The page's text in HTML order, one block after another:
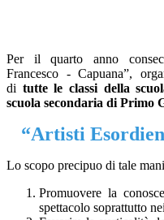
Per il quarto anno
Francesco - Capuana”,
di tutte le classi della
scuola secondaria di Primo
“Artisti
Lo scopo precipuo di tale
Promuovere la
spettacolo soprattutto